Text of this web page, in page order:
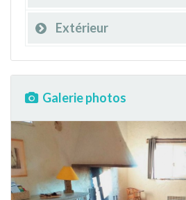
Extérieur
Galerie photos